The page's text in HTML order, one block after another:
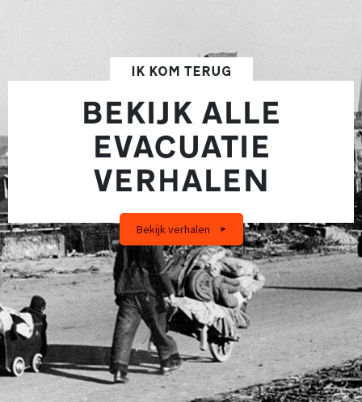
IK KOM TERUG
BEKIJK ALLE
EVACUATIE
VERHALEN
Bekijk verhalen